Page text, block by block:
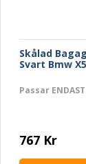
Skålad
Svart Bmw
Passar
767 Kr